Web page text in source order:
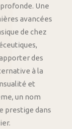
Une
avancées
de chez
des
à la
et
un nom
prestige dans